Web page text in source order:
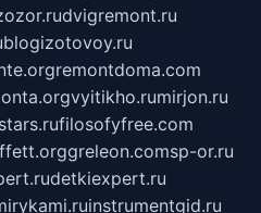
dvigremont.ru
blogizotovoy.ru
remontdoma.com
vyitikho.rumirjon.ru
filosofyfree.com
greleon.comsp-or.ru
detkiexpert.ru
instrumentgid.ru